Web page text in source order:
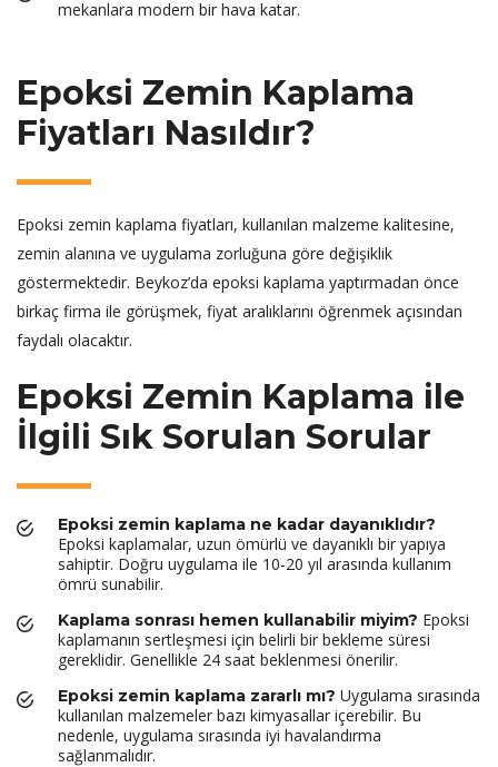
mekanlara modern bir hava katar.
Epoksi Zemin Kaplama
Fiyatları Nasıldır?
Epoksi zemin kaplama fiyatları, kullanılan malzeme kalitesine,
zemin alanına ve uygulama zorluğuna göre değişiklik
göstermektedir. Beykoz’da epoksi kaplama yaptırmadan önce
birkaç firma ile görüşmek, fiyat aralıklarını öğrenmek açısından
faydalı olacaktır.
Epoksi Zemin Kaplama ile
İlgili Sık Sorulan Sorular
Epoksi zemin kaplama ne kadar dayanıklıdır?
Epoksi kaplamalar, uzun ömürlü ve dayanıklı bir yapıya
sahiptir. Doğru uygulama ile 10-20 yıl arasında kullanım
ömrü sunabilir.
Kaplama sonrası hemen kullanabilir miyim? Epoksi
kaplamanın sertleşmesi için belirli bir bekleme süresi
gereklidir. Genellikle 24 saat beklenmesi önerilir.
Epoksi zemin kaplama zararlı mı? Uygulama sırasında
kullanılan malzemeler bazı kimyasallar içerebilir. Bu
nedenle, uygulama sırasında iyi havalandırma
sağlanmalıdır.